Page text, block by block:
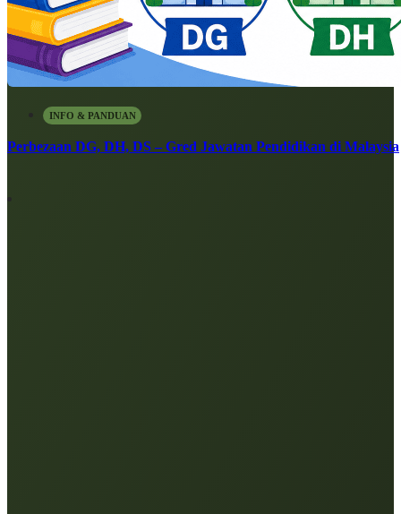
INFO & PANDUAN
Perbezaan DG, DH, DS – Gred Jawatan Pendidikan di Malaysia